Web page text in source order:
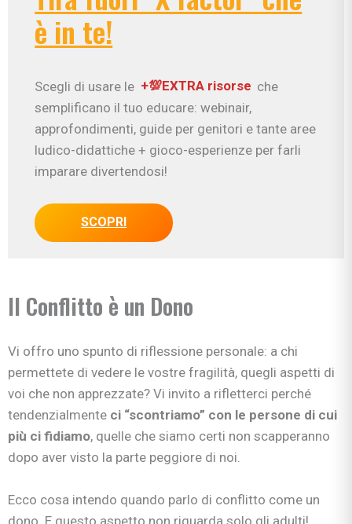
è in te!
Scegli di usare le +💯EXTRA risorse che
semplificano il tuo educare: webinair,
approfondimenti, guide per genitori e tante aree
ludico-didattiche + gioco-esperienze per farli
imparare divertendosi!
SCOPRI
Il Conflitto è un Dono
Vi offro uno spunto di riflessione personale: a chi
permettete di vedere le vostre fragilità, quegli aspetti di
voi che non apprezzate? Vi invito a rifletterci perché
tendenzialmente ci “scontriamo” con le persone di cui
più ci fidiamo, quelle che siamo certi non scapperanno
dopo aver visto la parte peggiore di noi.
Ecco cosa intendo quando parlo di conflitto come un